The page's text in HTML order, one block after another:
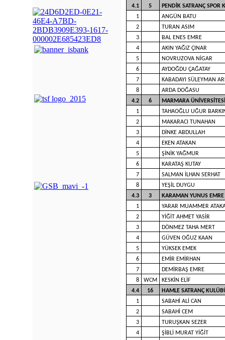
4.1 5
PENDİK SATRANÇ SPOR
1
ANGÜN BATU
2
TURAN ASIM
3
BAL ENES EMRE
4
AKIN YAĞIZ ÇINAR
5
NOVRUZOVA NİGAR
6
AYDOĞDU ÇAĞATAY
7
KABADAYI SÜLEYMAN
8
ARDA DOĞASU
4.2
6
MARMARA
1
TAHAOĞLU UĞUR
2
MAKARACI TUNAHAN
3
DİNKE ABDULLAH
4
EKEN ATAKAN
5
ŞİNİK YAĞMUR
6
KARATAŞ KUTAY
7
SALMAN İLHAN SERHAT
8
YEŞİL DUYGU
4.3
3
KARAMAN YUNUS
1
YARAR MUAMMER
2
YİĞİT AHMET YASİR
3
DÖNMEZ TAHA MERT
4
GÜVEN OĞUZ KAAN
5
YÜKSEK EMEK
6
EMİR EMİRHAN
7
DEMİRBAŞ EMRE
8
WCM
KESKİN ELİF
4.4
16
HAMLE SATRANÇ
1
SABAHİ ALİ CAN
2
SABAHİ CEM
3
TURUŞKAN SEZER
4
ŞİBLİ MURAT YİĞİT